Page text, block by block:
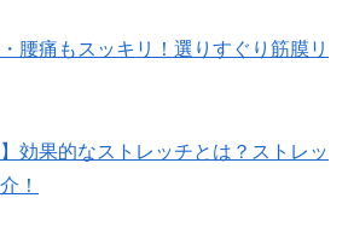
腰痛もスッキリ！選りすぐり筋膜リ
効果的なストレッチとは？ストレッ
！